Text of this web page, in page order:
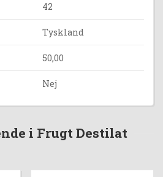
42
Tyskland
50,00
Nej
i Frugt Destilat